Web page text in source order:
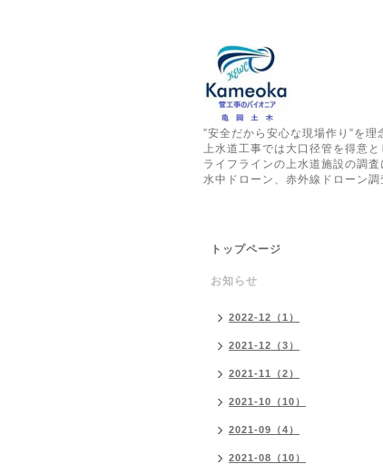
”安全だから安心な現場作り”を
上水道工事では大口径管を得意
ライフラインの上水道施設の調査
水中ドローン、赤外線ドローン
トップページ
お知らせ
2022-12（1）
2021-12（3）
2021-11（2）
2021-10（10）
2021-09（4）
2021-08（10）